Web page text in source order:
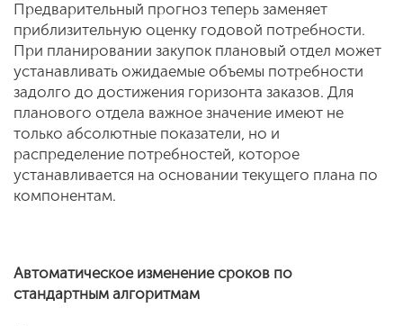
Предварительный прогноз теперь заменяет
приблизительную оценку годовой потребности.
При планировании закупок плановый отдел может
устанавливать ожидаемые объемы потребности
задолго до достижения горизонта заказов. Для
планового отдела важное значение имеют не
только абсолютные показатели, но и
распределение потребностей, которое
устанавливается на основании текущего плана по
компонентам.
Автоматическое изменение сроков по
стандартным алгоритмам